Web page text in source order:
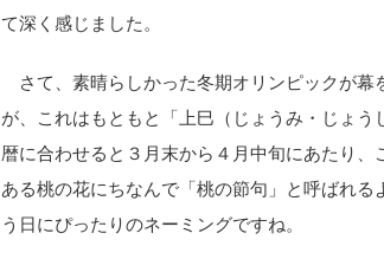
て深く感じました。
さて、素晴らしかった冬期オリンピックが幕
が、これはもともと「上巳（じょうみ・じょ
暦に合わせると３月末から４月中旬にあたり
ある桃の花にちなんで「桃の節句」と呼ばれ
う日にぴったりのネーミングですね。